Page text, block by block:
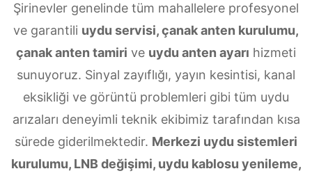
Şirinevler genelinde tüm mahallelere profesyonel
ve garantili uydu servisi, çanak anten kurulumu,
çanak anten tamiri ve uydu anten ayarı hizmeti
sunuyoruz. Sinyal zayıflığı, yayın kesintisi, kanal
eksikliği ve görüntü problemleri gibi tüm uydu
arızaları deneyimli teknik ekibimiz tarafından kısa
sürede giderilmektedir. Merkezi uydu sistemleri
kurulumu, LNB değişimi, uydu kablosu yenileme,